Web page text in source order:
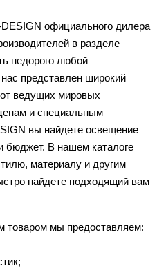
официального дилера
в разделе
недорого любой
представлен широкий
ведущих мировых
и специальным
вы найдете освещение
бюджет. В нашем каталоге
материалу и другим
найдете подходящий вам
товаром мы предоставляем: